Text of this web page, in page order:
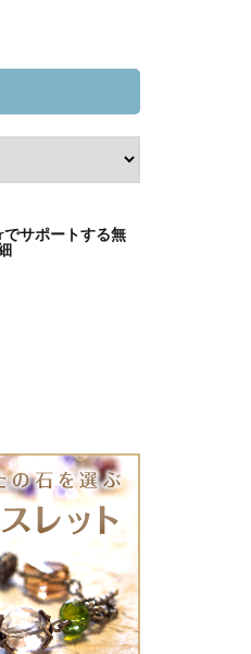
サポートする無